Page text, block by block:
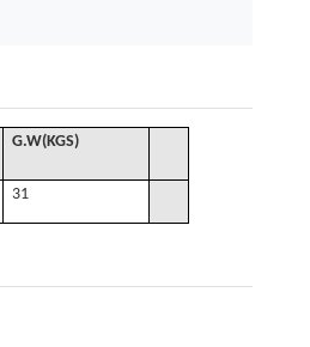
G.W(KGS)
31